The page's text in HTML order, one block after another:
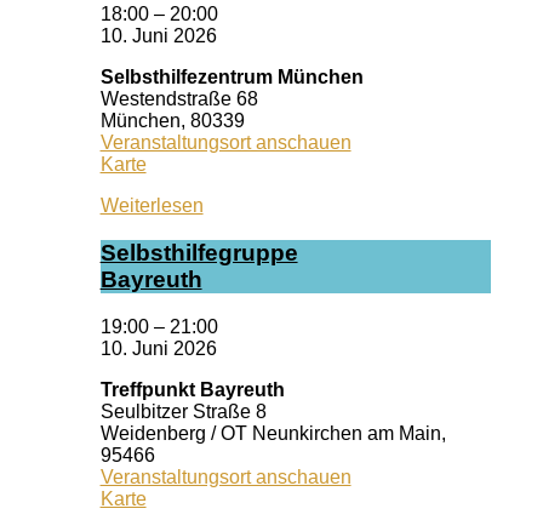
18:00 – 20:00
10. Juni 2026
Selbsthilfezentrum München
Westendstraße 68
München, 80339
Veranstaltungsort anschauen
KarteSelbsthilfezentrum
Weiterlesen
Selbst­hil­fe­grup­pe
Bay­reuth
19:00 – 21:00
10. Juni 2026
Treffpunkt Bayreuth
Seulbitzer Straße 8
Weidenberg / OT Neunkirchen am Main,
95466
Veranstaltungsort anschauen
KarteTreffpunkt